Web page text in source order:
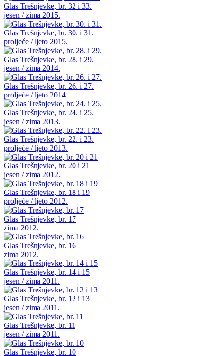
Glas Trešnjevke, br. 32 i 33.
jesen / zima 2015.
Glas Trešnjevke, br. 30. i 31.
proljeće / ljeto 2015.
Glas Trešnjevke, br. 28. i 29.
jesen / zima 2014.
Glas Trešnjevke, br. 26. i 27.
proljeće / ljeto 2014.
Glas Trešnjevke, br. 24. i 25.
jesen / zima 2013.
Glas Trešnjevke, br. 22. i 23.
proljeće / ljeto 2013.
Glas Trešnjevke, br. 20 i 21
jesen / zima 2012.
Glas Trešnjevke, br. 18 i 19
proljeće / ljeto 2012.
Glas Trešnjevke, br. 17
zima 2012.
Glas Trešnjevke, br. 16
zima 2012.
Glas Trešnjevke, br. 14 i 15
jesen / zima 2011.
Glas Trešnjevke, br. 12 i 13
jesen / zima 2011.
Glas Trešnjevke, br. 11
jesen / zima 2011.
Glas Trešnjevke, br. 10